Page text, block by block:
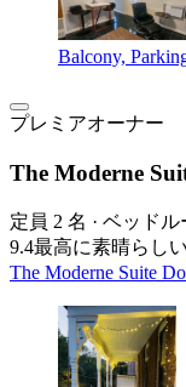
Balcony,
プレミアオーナー
The Moderne
定員 2 名 · ベッド
9.4最高に素晴らしい
The Moderne Suite